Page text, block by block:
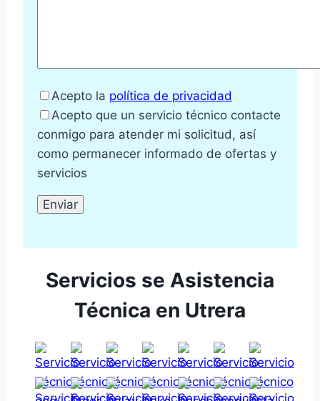
Acepto la política de privacidad
Acepto que un servicio técnico contacte
conmigo para atender mi solicitud, así
como permanecer informado de ofertas y
servicios
Servicios se Asistencia
Técnica en Utrera